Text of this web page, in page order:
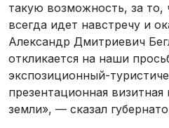
такую возможность, за то,
всегда идет навстречу и
Александр Дмитриевич
откликается на наши
экспозиционный-
презентационная
земли», — сказал